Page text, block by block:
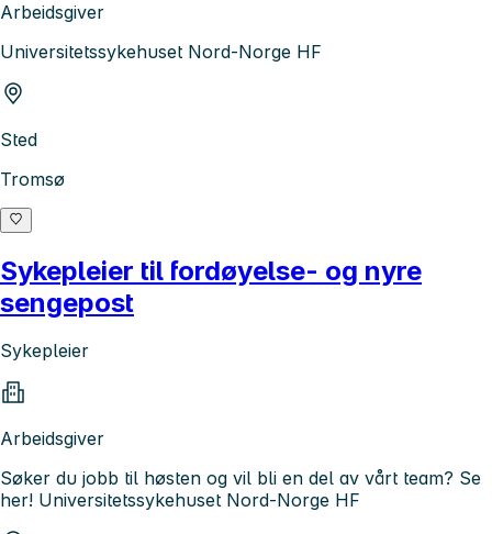
Arbeidsgiver
Universitetssykehuset Nord-Norge HF
Sted
Tromsø
Sykepleier til fordøyelse- og nyre
sengepost
Sykepleier
Arbeidsgiver
Søker du jobb til høsten og vil bli en del av vårt team? Se
her! Universitetssykehuset Nord-Norge HF